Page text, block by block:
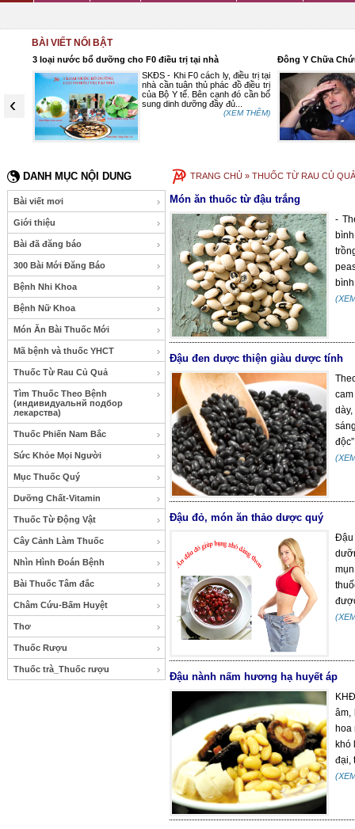
BÀI VIẾT NỔI BẬT
‹
3 loại nước bổ dưỡng cho F0 điều trị tại nhà
SKĐS - Khi F0 cách ly, điều trị tại
nhà cần tuân thủ phác đồ điều trị
của Bộ Y tế. Bên cạnh đó cần bổ
sung dinh dưỡng đầy đủ...
(XEM THÊM)
Đông Y Chữa
DANH MỤC NỘI DUNG
Bài viết mơi
Giới thiệu
Bài đã đăng báo
300 Bài Mới Đăng Báo
Bệnh Nhi Khoa
Bệnh Nữ Khoa
Món Ăn Bài Thuốc Mới
Mã bệnh và thuốc YHCT
Thuốc Từ Rau Củ Quả
Tìm Thuốc Theo Bệnh
(индивидуальнй подбор
лекарства)
Thuốc Phiến Nam Bắc
Sức Khỏe Mọi Người
Mục Thuốc Quý
Dưỡng Chất-Vitamin
Thuốc Từ Động Vật
Cây Cảnh Làm Thuốc
Nhìn Hình Đoán Bệnh
Bài Thuốc Tâm đắc
Châm Cứu-Bấm Huyệt
Thơ
Thuốc Rượu
Thuốc trà_Thuốc rượu
TRANG CHỦ » THUỐC TỪ RAU CỦ
Món ăn thuốc từ đậu trắng
-
Đậu đen dược thiện giàu dược tính
Đậu đỏ, món ăn thảo dược quý
Đậu
Đậu nành nấm hương hạ huyết áp
âm,
hoa
khó
đại,